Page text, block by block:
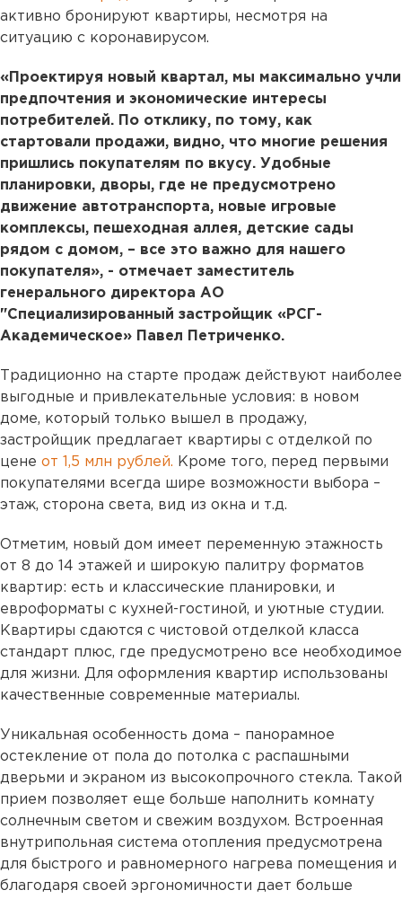
активно бронируют квартиры, несмотря на
ситуацию с коронавирусом.
«Проектируя новый квартал, мы максимально учли
предпочтения и экономические интересы
потребителей. По отклику, по тому, как
стартовали продажи, видно, что многие решения
пришлись покупателям по вкусу. Удобные
планировки, дворы, где не предусмотрено
движение автотранспорта, новые игровые
комплексы, пешеходная аллея, детские сады
рядом с домом, – все это важно для нашего
покупателя», - отмечает заместитель
генерального директора АО
"Специализированный застройщик «РСГ-
Академическое» Павел Петриченко.
Традиционно на старте продаж действуют наиболее
выгодные и привлекательные условия: в новом
доме, который только вышел в продажу,
застройщик предлагает квартиры с отделкой по
цене от 1,5 млн рублей. Кроме того, перед первыми
покупателями всегда шире возможности выбора –
этаж, сторона света, вид из окна и т.д.
Отметим, новый дом имеет переменную этажность
от 8 до 14 этажей и широкую палитру форматов
квартир: есть и классические планировки, и
евроформаты с кухней-гостиной, и уютные студии.
Квартиры сдаются с чистовой отделкой класса
стандарт плюс, где предусмотрено все необходимое
для жизни. Для оформления квартир использованы
качественные современные материалы.
Уникальная особенность дома – панорамное
остекление от пола до потолка с распашными
дверьми и экраном из высокопрочного стекла. Такой
прием позволяет еще больше наполнить комнату
солнечным светом и свежим воздухом. Встроенная
внутрипольная система отопления предусмотрена
для быстрого и равномерного нагрева помещения и
благодаря своей эргономичности дает больше